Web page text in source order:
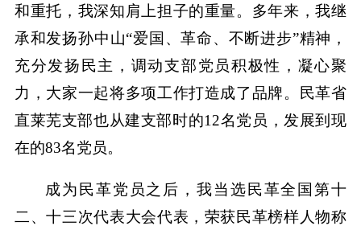
和重托，我深知肩上担子的重量。多年来，我继
承和发扬孙中山“爱国、革命、不断进步”精神，
充分发扬民主，调动支部党员积极性，凝心聚
力，大家一起将多项工作打造成了品牌。民革省
直莱芜支部也从建支部时的12名党员，发展到现
在的83名党员。
成为民革党员之后，我当选民革全国第十
二、十三次代表大会代表，荣获民革榜样人物称